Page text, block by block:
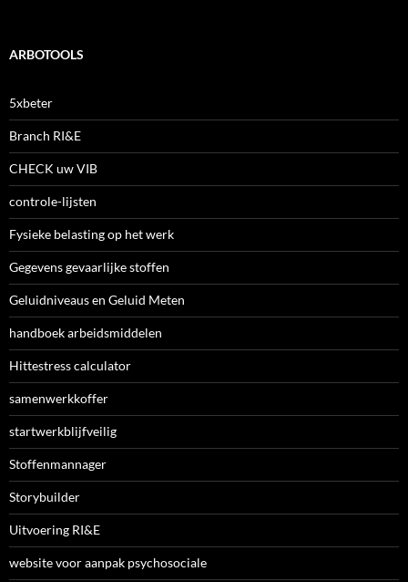
ARBOTOOLS
5xbeter
Branch RI&E
CHECK uw VIB
controle-lijsten
Fysieke belasting op het werk
Gegevens gevaarlijke stoffen
Geluidniveaus en Geluid Meten
handboek arbeidsmiddelen
Hittestress calculator
samenwerkkoffer
startwerkblijfveilig
Stoffenmannager
Storybuilder
Uitvoering RI&E
website voor aanpak psychosociale